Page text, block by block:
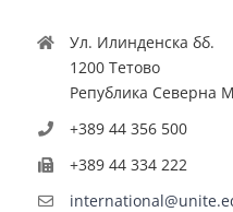
Ул. Илинденска бб.
1200 Тетово
Република Северна
+389 44 356 500
+389 44 334 222